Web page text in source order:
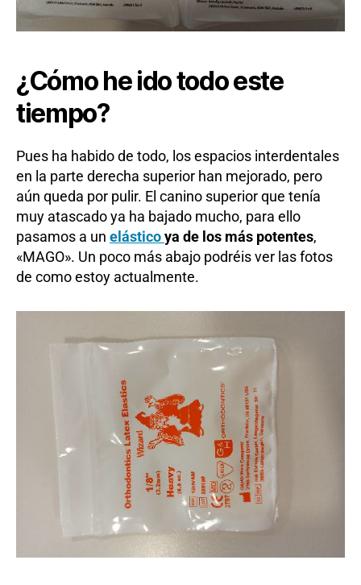
¿Cómo he ido todo este
tiempo?
Pues ha habido de todo, los espacios interdentales
en la parte derecha superior han mejorado, pero
aún queda por pulir. El canino superior que tenía
muy atascado ya ha bajado mucho, para ello
pasamos a un elásticoya de los más potentes,
«MAGO». Un poco más abajo podréis ver las fotos
de como estoy actualmente.